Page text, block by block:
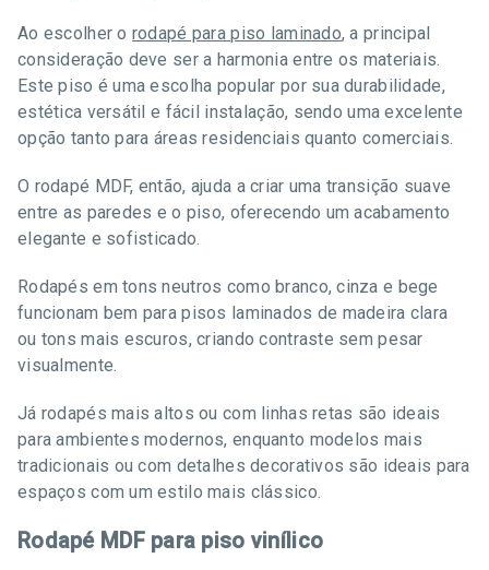
Ao escolher o rodapé para piso laminado, a principal
consideração deve ser a harmonia entre os materiais.
Este piso é uma escolha popular por sua durabilidade,
estética versátil e fácil instalação, sendo uma excelente
opção tanto para áreas residenciais quanto comerciais.
O rodapé MDF, então, ajuda a criar uma transição suave
entre as paredes e o piso, oferecendo um acabamento
elegante e sofisticado.
Rodapés em tons neutros como branco, cinza e bege
funcionam bem para pisos laminados de madeira clara
ou tons mais escuros, criando contraste sem pesar
visualmente.
Já rodapés mais altos ou com linhas retas são ideais
para ambientes modernos, enquanto modelos mais
tradicionais ou com detalhes decorativos são ideais para
espaços com um estilo mais clássico.
Rodapé MDF para piso vinílico